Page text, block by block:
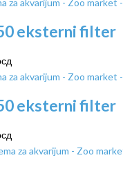
eksterni filter
eksterni filter